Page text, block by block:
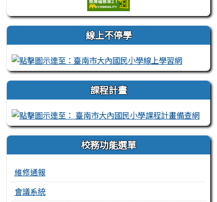
線上不停學
課程計畫
校務功能選單
維修通報
會議系統